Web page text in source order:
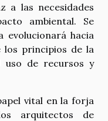
a las necesidades
ambiental. Se
evolucionará hacia
los principios de la
uso de recursos y
vital en la forja
arquitectos de